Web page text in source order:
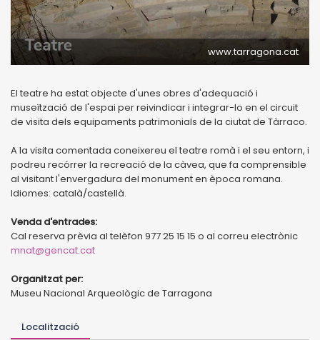
www.tarragona.cat
El teatre ha estat objecte d'unes obres d'adequació i
museïtzació de l'espai per reivindicar i integrar-lo en el circuit
de visita dels equipaments patrimonials de la ciutat de Tàrraco.
A la visita comentada coneixereu el teatre romà i el seu entorn, i
podreu recórrer la recreació de la càvea, que fa comprensible
al visitant l'envergadura del monument en època romana.
Idiomes: català/castellà.
Venda d'entrades:
Cal reserva prèvia al telèfon 977 25 15 15 o al correu electrònic
mnat@gencat.cat
Organitzat per:
Museu Nacional Arqueològic de Tarragona
Localització